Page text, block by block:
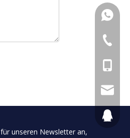
unseren Newsletter an,
+ 86